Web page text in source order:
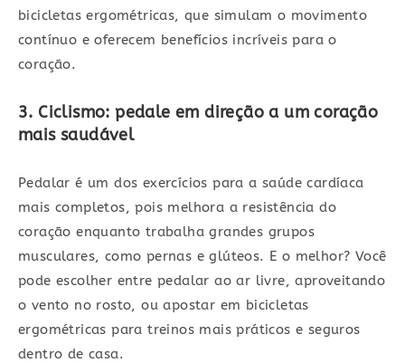
bicicletas ergométricas, que simulam o movimento
contínuo e oferecem benefícios incríveis para o
coração.
3. Ciclismo: pedale em direção a um coração
mais saudável
Pedalar é um dos exercícios para a saúde cardíaca
mais completos, pois melhora a resistência do
coração enquanto trabalha grandes grupos
musculares, como pernas e glúteos. E o melhor? Você
pode escolher entre pedalar ao ar livre, aproveitando
o vento no rosto, ou apostar em bicicletas
ergométricas para treinos mais práticos e seguros
dentro de casa.